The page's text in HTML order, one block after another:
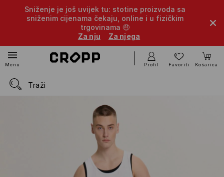
Sniženje je još uvijek tu: stotine proizvoda sa
sniženim cijenama čekaju, online i u fizičkim
trgovinama 🤑
Za nju
Za njega
Menu Profil Favoriti Košarica